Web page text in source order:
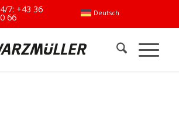
Deutsch
7:+43 36
66